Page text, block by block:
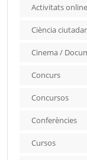
Activitats online
Ciència
Cinema /
Concurs
Concursos
Conferències
Cursos